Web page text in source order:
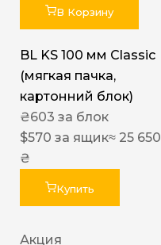
В Корзину
BL KS 100 мм Classic
(мягкая пачка,
картонний блок)
₴603 за блок
$570 за ящик≈ 25 650
₴
Купить
Акция